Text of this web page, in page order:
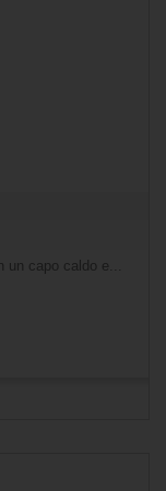
capo caldo e...